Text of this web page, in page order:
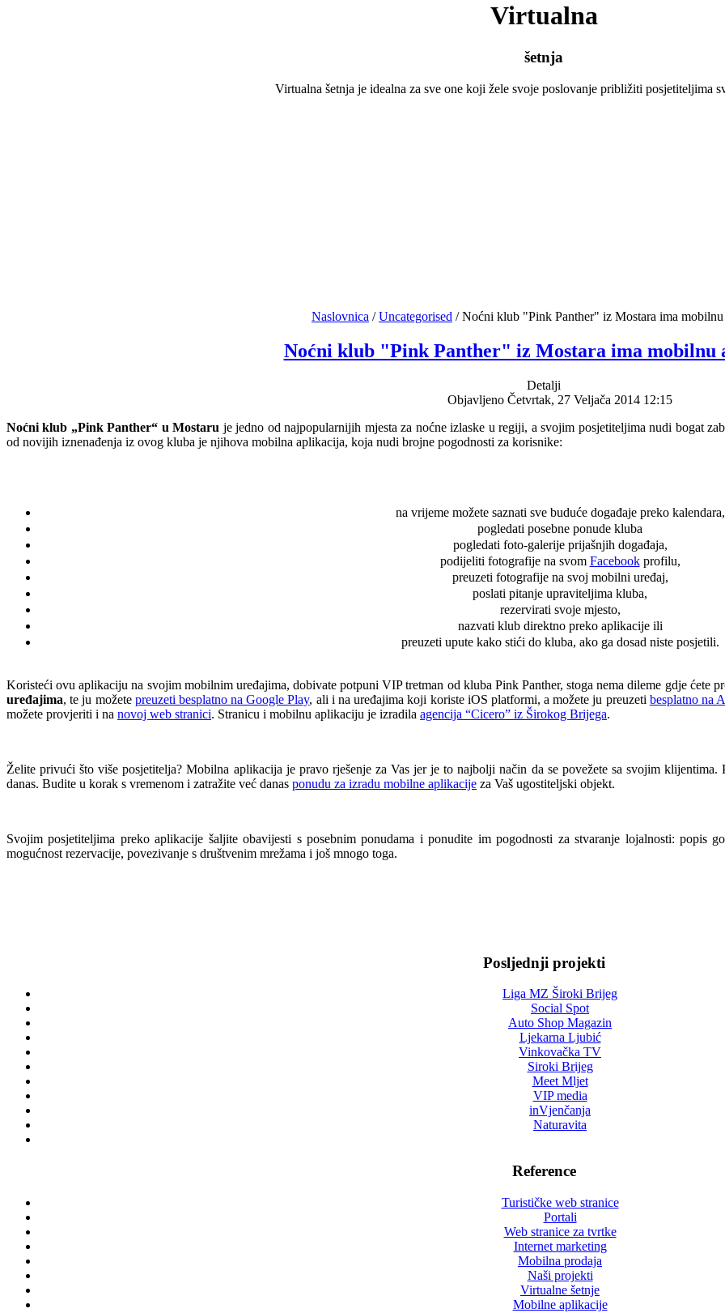
Virtualna
šetnja
Virtualna šetnja je idealna za sve one koji žele svoje poslovanje približiti posjetiteljima
Naslovnica /Uncategorised /Noćni klub "Pink Panther" iz Mostara ima
Noćni klub "Pink Panther" iz Mostara ima mobilnu
Detalji
Objavljeno Četvrtak, 27 Veljača 2014 12:15
Noćni klub „Pink Panther“ u Mostaru je jedno od najpopularnijih mjesta za noćne izlaske u regiji, a svojim posjetiteljima nudi bogat
od novijih iznenađenja iz ovog kluba je njihova mobilna aplikacija, koja nudi brojne pogodnosti za korisnike:
na vrijeme možete saznati sve buduće događaje preko kalendara,
pogledati posebne ponude kluba
pogledati foto-galerije prijašnjih događaja,
podijeliti fotografije na svom Facebookprofilu,
preuzeti fotografije na svoj mobilni uređaj,
poslati pitanje upraviteljima kluba,
rezervirati svoje mjesto,
nazvati klub direktno preko aplikacije ili
preuzeti upute kako stići do kluba, ako ga dosad niste posjetili.
Koristeći ovu aplikaciju na svojim mobilnim uređajima, dobivate potpuni VIP tretman od kluba Pink Panther, stoga nema dileme gdje ćete
uređajima, te ju možete preuzeti besplatno na Google Play, ali i na uređajima koji koriste iOS platformi, a možete ju preuzeti besplatno na
možete provjeriti i na novoj web stranici. Stranicu i mobilnu aplikaciju je izradila agencija “Cicero” iz Širokog Brijega.
Želite privući što više posjetitelja? Mobilna aplikacija je pravo rješenje za Vas jer je to najbolji način da se povežete sa svojim
danas. Budite u korak s vremenom i zatražite već danas ponudu za izradu mobilne aplikacije za Vaš ugostiteljski objekt.
Svojim posjetiteljima preko aplikacije šaljite obavijesti s posebnim ponudama i ponudite im pogodnosti za stvaranje lojalnosti: popis
mogućnost rezervacije, povezivanje s društvenim mrežama i još mnogo toga.
Posljednji projekti
Liga MZ Široki Brijeg
Social Spot
Auto Shop Magazin
Ljekarna Ljubić
Vinkovačka TV
Siroki Brijeg
Meet Mljet
VIP media
inVjenčanja
Naturavita
Reference
Turističke web stranice
Portali
Web stranice za tvrtke
Internet marketing
Mobilna prodaja
Naši projekti
Virtualne šetnje
Mobilne aplikacije